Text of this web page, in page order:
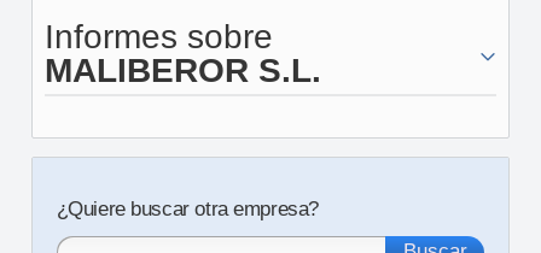
Informes sobre
MALIBEROR S.L.
¿Quiere buscar otra empresa?